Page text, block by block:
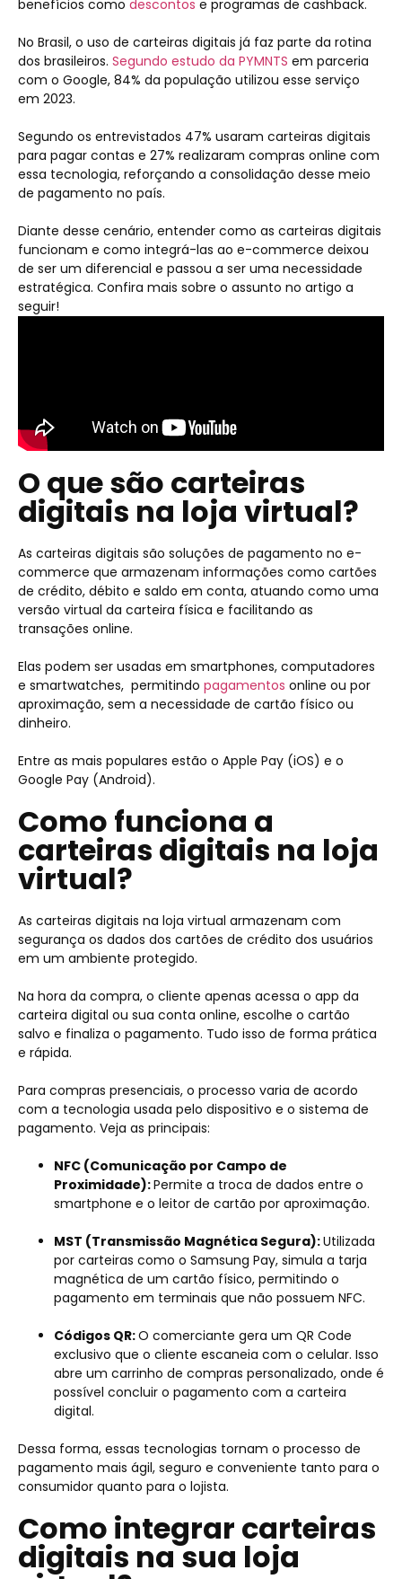
benefícios como descontos e programas de cashback.
No Brasil, o uso de carteiras digitais já faz parte da rotina
dos brasileiros. Segundo estudo da PYMNTS em parceria
com o Google, 84% da população utilizou esse serviço
em 2023.
Segundo os entrevistados 47% usaram carteiras digitais
para pagar contas e 27% realizaram compras online com
essa tecnologia, reforçando a consolidação desse meio
de pagamento no país.
Diante desse cenário, entender como as carteiras digitais
funcionam e como integrá-las ao e-commerce deixou
de ser um diferencial e passou a ser uma necessidade
estratégica. Confira mais sobre o assunto no artigo a
seguir!
O que são carteiras
digitais na loja virtual?
As carteiras digitais são soluções de pagamento no e-
commerce que armazenam informações como cartões
de crédito, débito e saldo em conta, atuando como uma
versão virtual da carteira física e facilitando as
transações online.
Elas podem ser usadas em smartphones, computadores
e smartwatches, permitindo pagamentos online ou por
aproximação, sem a necessidade de cartão físico ou
dinheiro.
Entre as mais populares estão o Apple Pay (iOS) e o
Google Pay (Android).
Como funciona a
carteiras digitais na loja
virtual?
As carteiras digitais na loja virtual armazenam com
segurança os dados dos cartões de crédito dos usuários
em um ambiente protegido.
Na hora da compra, o cliente apenas acessa o app da
carteira digital ou sua conta online, escolhe o cartão
salvo e finaliza o pagamento. Tudo isso de forma prática
e rápida.
Para compras presenciais, o processo varia de acordo
com a tecnologia usada pelo dispositivo e o sistema de
pagamento. Veja as principais:
NFC (Comunicação por Campo de
Proximidade):Permite a troca de dados entre o
smartphone e o leitor de cartão por aproximação.
MST (Transmissão Magnética Segura):Utilizada
por carteiras como o Samsung Pay, simula a tarja
magnética de um cartão físico, permitindo o
pagamento em terminais que não possuem NFC.
Códigos QR:O comerciante gera um QR Code
exclusivo que o cliente escaneia com o celular. Isso
abre um carrinho de compras personalizado, onde é
possível concluir o pagamento com a carteira
digital.
Dessa forma, essas tecnologias tornam o processo de
pagamento mais ágil, seguro e conveniente tanto para o
consumidor quanto para o lojista.
Como integrar carteiras
digitais na sua loja